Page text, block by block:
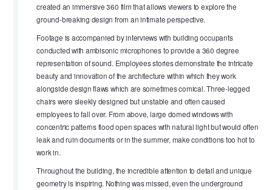
created an immersive 360 film that allows viewers to explore the
ground-breaking design from an intimate perspective.
Footage is accompanied by interviews with building occupants
conducted with ambisonic microphones to provide a 360 degree
representation of sound. Employees stories demonstrate the intricate
beauty and innovation of the architecture within which they work
alongside design flaws which are sometimes comical. Three-legged
chairs were sleekly designed but unstable and often caused
employees to fall over. From above, large domed windows with
concentric patterns flood open spaces with natural light but would often
leak and ruin documents or in the summer, make conditions too hot to
work in.
Throughout the building, the incredible attention to detail and unique
geometry is inspiring. Nothing was missed, even the underground